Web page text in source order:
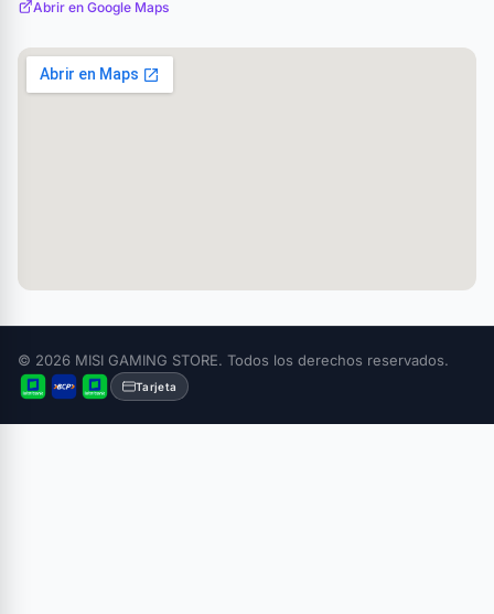
Abrir en Google Maps
© 2026 MISI GAMING STORE. Todos los derechos reservados.
Tarjeta